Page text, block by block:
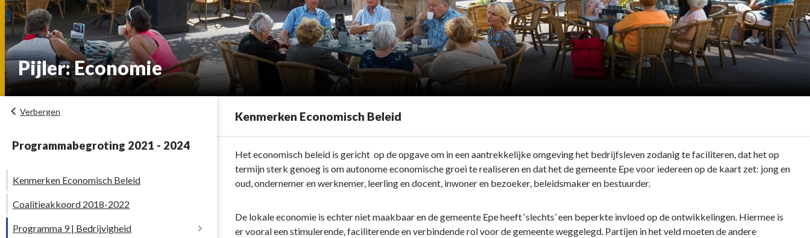
Pijler: Economie
Verbergen
Programmabegroting 2021 - 2024
Kenmerken Economisch Beleid
Coalitieakkoord 2018-2022
Programma 9 | Bedrijvigheid
Kenmerken Economisch Beleid
Terug
navigatie
Pijler:
Het economisch beleid is gericht op de opgave om in een aantrekkelijke omgeving het bedrijfsleven zodanig te faciliteren, dat het op
termijn sterk genoeg is om autonome economische groei te realiseren en dat het de gemeente Epe voor iedereen op de kaart zet: jong en
oud, ondernemer en werknemer, leerling en docent, inwoner en bezoeker, beleidsmaker en bestuurder.
De lokale economie is echter niet maakbaar en de gemeente Epe heeft ‘slechts’ een beperkte invloed op de ontwikkelingen. Hiermee is
er vooral een stimulerende, faciliterende en verbindende rol voor de gemeente weggelegd. Partijen in het veld moeten de andere